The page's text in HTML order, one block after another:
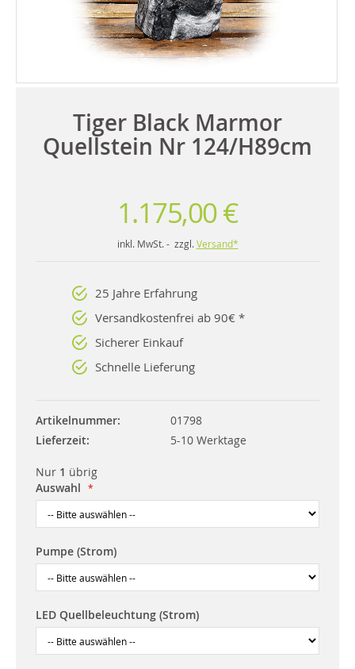
Tiger Black Marmor
Quellstein Nr 124/H89cm
1.175,00 €
inkl. MwSt. - zzgl. Versand*
25 Jahre Erfahrung
Versandkostenfrei ab 90€ *
Sicherer Einkauf
Schnelle Lieferung
Artikelnummer
01798
Lieferzeit
5-10 Werktage
Nur 1 übrig
Auswahl
Pumpe (Strom)
LED Quellbeleuchtung (Strom)